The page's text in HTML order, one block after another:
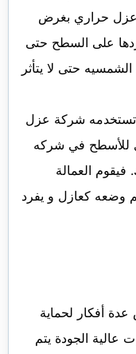
حراري بغرض
على السطح حتى
حتى لا يتأثر
تستخدمه شركة عزل
للأسطح في شركه
العمالة
وضعه كعازل و يفرد
أفكار لحماية
عالية الجودة يتم